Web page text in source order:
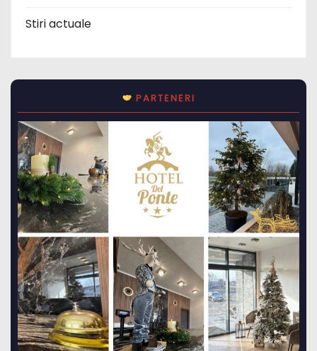
Stiri actuale
PARTENERI